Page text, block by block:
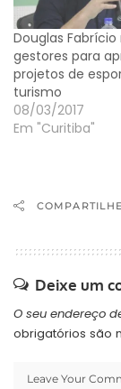
Douglas Fabrício
gestores para
projetos de
turismo
08/03/2017
Em "Curitiba"
COMPARTILHE
Deixe um
O seu endereço
obrigatórios são